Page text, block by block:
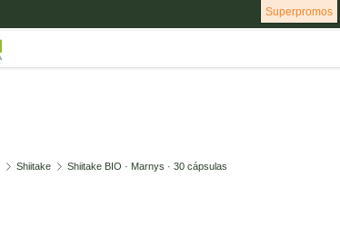
Superpromos
Buscar
Shiitake Shiitake BIO · Marnys · 30 cápsulas